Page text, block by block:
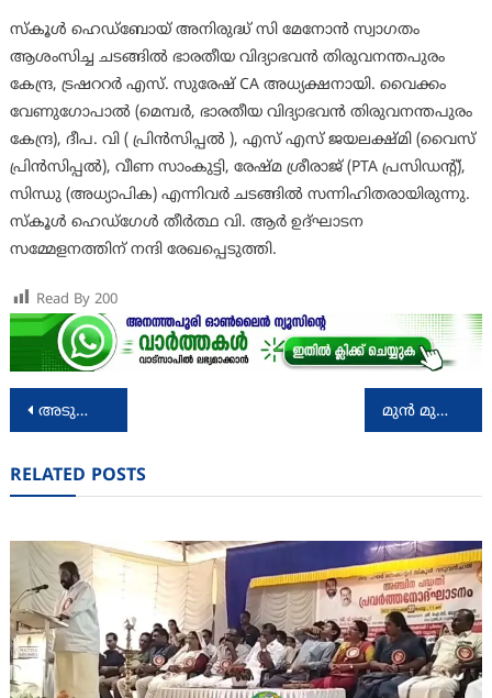
സ്കൂൾ ഹെഡ്ബോയ് അനിരുദ്ധ് സി മേനോൻ സ്വാഗതം
ആശംസിച്ച ചടങ്ങിൽ ഭാരതീയ വിദ്യാഭവൻ തിരുവനന്തപുരം
കേന്ദ്ര, ട്രഷററർ എസ്. സുരേഷ് CA അധ്യക്ഷനായി. വൈക്കം
വേണുഗോപാൽ (മെമ്പർ, ഭാരതീയ വിദ്യാഭവൻ തിരുവനന്തപുരം
കേന്ദ്ര), ദീപ. വി ( പ്രിൻസിപ്പൽ ), എസ് എസ് ജയലക്ഷ്മി (വൈസ്
പ്രിൻസിപ്പൽ), വീണ സാംകുട്ടി, രേഷ്മ ശ്രീരാജ് (PTA പ്രസിഡൻ്റ്),
സിന്ധു (അധ്യാപിക) എന്നിവർ ചടങ്ങിൽ സന്നിഹിതരായിരുന്നു.
സ്കൂൾ ഹെഡ്ഗേൾ തീർത്ഥ വി. ആർ ഉദ്ഘാടന
സമ്മേളനത്തിന് നന്ദി രേഖപ്പെടുത്തി.
Read By 200
Post
അടുത്ത ലോകസഭ തെരഞ്ഞെടുപ്പ് ജേതാക്കള്‍ മുൻ മുഖ്യമന്ത്രി ഉമ്മൻചാണ്ടി അനുസ്മരണ സമ്മേളനം സംഘടിപ്പിച്ചു
RELATED POSTS